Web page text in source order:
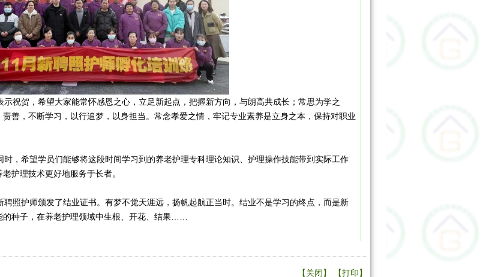
祝贺，希望大家能常怀感恩之心，立足新起点，把握新方向，与朗高共成长；常思为学之
善，不断学习，以行追梦，以身担当。常念孝爱之情，牢记专业素养是立身之本，保持对职业
，希望学员们能够将这段时间学习到的养老护理专科理论知识、护理操作技能带到实际工作
护理技术更好地服务于长者。
照护师颁发了结业证书。有梦不觉天涯远，扬帆起航正当时。结业不是学习的终点，而是新
种子，在养老护理领域中生根、开花、结果……
新入职照护师对新机构、新行业、新岗位、新环境的陌生感。让他们能够更好、更快适应朗高
认可，并能够最大程度接纳朗高的企业文化，在培训学习中掌握必备的知识和技能，尽早适应
【关闭】 【打印】